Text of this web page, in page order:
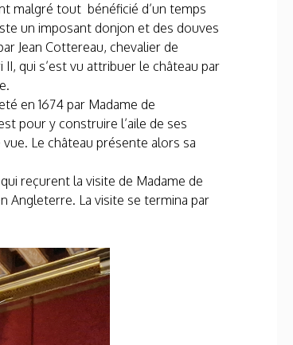
malgré tout bénéficié d’un temps
un imposant donjon et des douves
Jean Cottereau, chevalier de
II, qui s’est vu attribuer le château par
en 1674 par Madame de
pour y construire l’aile de ses
Le château présente alors sa
reçurent la visite de Madame de
Angleterre. La visite se termina par